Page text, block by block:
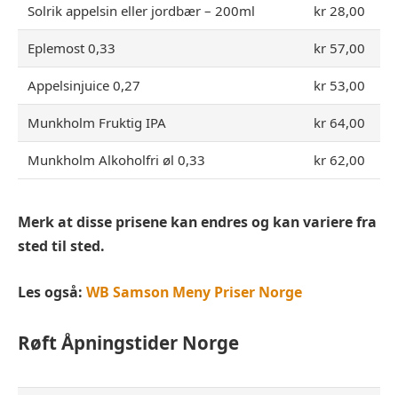
Solrik appelsin eller jordbær – 200ml kr 28,00
Eplemost 0,33 kr 57,00
Appelsinjuice 0,27 kr 53,00
Munkholm Fruktig IPA kr 64,00
Munkholm Alkoholfri øl 0,33 kr 62,00
Merk at disse prisene kan endres og kan variere fra
sted til sted.
Les også: WB Samson Meny Priser Norge
RøftÅpningstider Norge